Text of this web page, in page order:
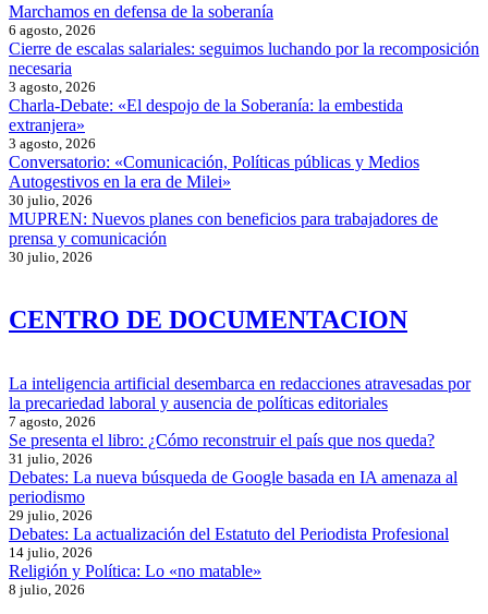
Marchamos en defensa de la soberanía
6 agosto, 2026
Cierre de escalas salariales: seguimos luchando por la recomposición
necesaria
3 agosto, 2026
Charla-Debate: «El despojo de la Soberanía: la embestida
extranjera»
3 agosto, 2026
Conversatorio: «Comunicación, Políticas públicas y Medios
Autogestivos en la era de Milei»
30 julio, 2026
MUPREN: Nuevos planes con beneficios para trabajadores de
prensa y comunicación
30 julio, 2026
CENTRO DE DOCUMENTACION
La inteligencia artificial desembarca en redacciones atravesadas por
la precariedad laboral y ausencia de políticas editoriales
7 agosto, 2026
Se presenta el libro: ¿Cómo reconstruir el país que nos queda?
31 julio, 2026
Debates: La nueva búsqueda de Google basada en IA amenaza al
periodismo
29 julio, 2026
Debates: La actualización del Estatuto del Periodista Profesional
14 julio, 2026
Religión y Política: Lo «no matable»
8 julio, 2026